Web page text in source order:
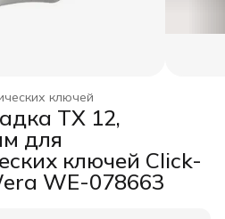
ключей
инструмент
TX 12,
для
ключей Click-
WE-078663